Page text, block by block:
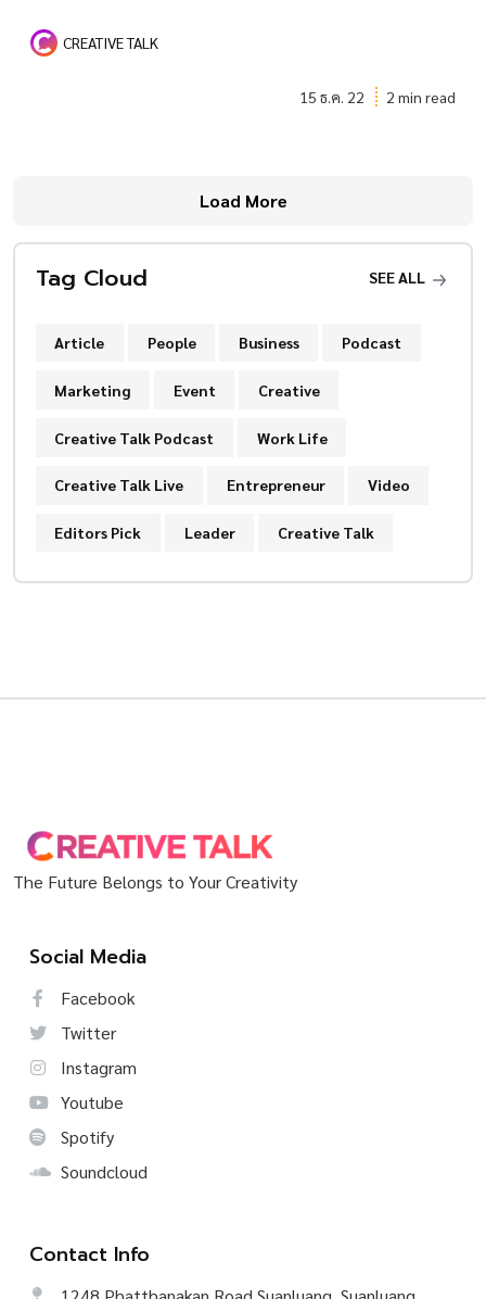
CREATIVE TALK
15 ธ.ค. 22 2 min read
Load More
Tag Cloud SEE ALL
Article People Business Podcast
Marketing Event Creative
Creative Talk Podcast Work Life
Creative Talk Live Entrepreneur Video
Editors Pick Leader Creative Talk
The Future Belongs to Your Creativity
Social Media
Facebook
Twitter
Instagram
Youtube
Spotify
Soundcloud
Contact Info